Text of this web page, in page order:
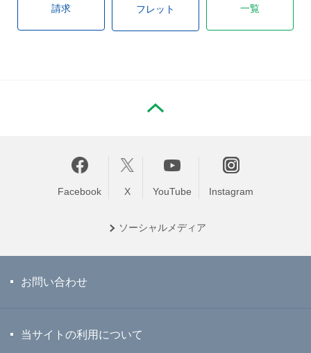
請求
フレット
一覧
Facebook X YouTube Instagram
ソーシャル メディア
お問い合わせ
当サイトの利用について